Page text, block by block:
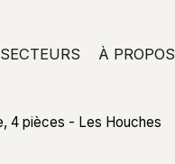
SECTEURS À PROPOS